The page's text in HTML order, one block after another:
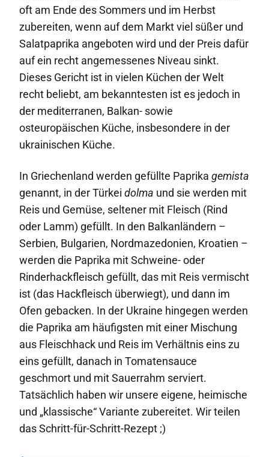
oft am Ende des Sommers und im Herbst
zubereiten, wenn auf dem Markt viel süßer und
Salatpaprika angeboten wird und der Preis dafür
auf ein recht angemessenes Niveau sinkt.
Dieses Gericht ist in vielen Küchen der Welt
recht beliebt, am bekanntesten ist es jedoch in
der mediterranen, Balkan- sowie
osteuropäischen Küche, insbesondere in der
ukrainischen Küche.
In Griechenland werden gefüllte Paprika gemista
genannt, in der Türkei dolma und sie werden mit
Reis und Gemüse, seltener mit Fleisch (Rind
oder Lamm) gefüllt. In den Balkanländern –
Serbien, Bulgarien, Nordmazedonien, Kroatien –
werden die Paprika mit Schweine- oder
Rinderhackfleisch gefüllt, das mit Reis vermischt
ist (das Hackfleisch überwiegt), und dann im
Ofen gebacken. In der Ukraine hingegen werden
die Paprika am häufigsten mit einer Mischung
aus Fleischhack und Reis im Verhältnis eins zu
eins gefüllt, danach in Tomatensauce
geschmort und mit Sauerrahm serviert.
Tatsächlich haben wir unsere eigene, heimische
und „klassische“ Variante zubereitet. Wir teilen
das Schritt-für-Schritt-Rezept ;)